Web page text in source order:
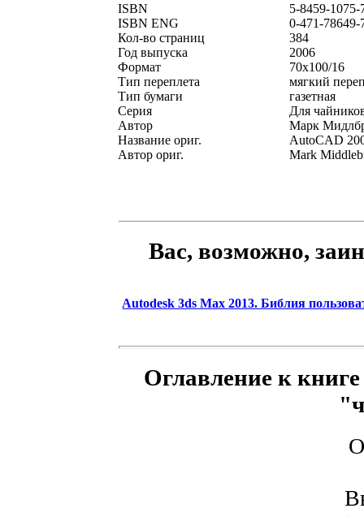
ISBN
5-8459-1075-
ISBN ENG
0-471-78649-
Кол-во страниц
384
Год выпуска
2006
Формат
70x100/16
Тип переплета
мягкий
Тип бумаги
газетная
Серия
Для
Автор
Марк
Название ориг.
AutoCAD
Автор ориг.
Mark
Вас, возможно,
Autodesk 3ds Max 2013. Библия
Оглавление к